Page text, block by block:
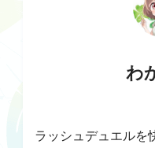
わ
ラッシュデュエルを